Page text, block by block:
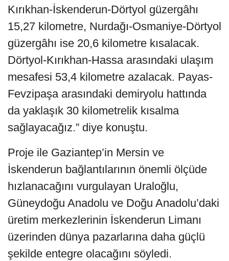
Kırıkhan-İskenderun-Dörtyol güzergâhı
15,27 kilometre, Nurdağı-Osmaniye-Dörtyol
güzergâhı ise 20,6 kilometre kısalacak.
Dörtyol-Kırıkhan-Hassa arasındaki ulaşım
mesafesi 53,4 kilometre azalacak. Payas-
Fevzipaşa arasındaki demiryolu hattında
da yaklaşık 30 kilometrelik kısalma
sağlayacağız.” diye konuştu.
Proje ile Gaziantep’in Mersin ve
İskenderun bağlantılarının önemli ölçüde
hızlanacağını vurgulayan Uraloğlu,
Güneydoğu Anadolu ve Doğu Anadolu’daki
üretim merkezlerinin İskenderun Limanı
üzerinden dünya pazarlarına daha güçlü
şekilde entegre olacağını söyledi.